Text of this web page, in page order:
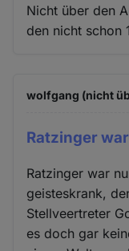
Nicht über den
den nicht schon
wolfgang (nicht
Ratzinger
Ratzinger war
geisteskrank,
Stellveertreter
es doch gar